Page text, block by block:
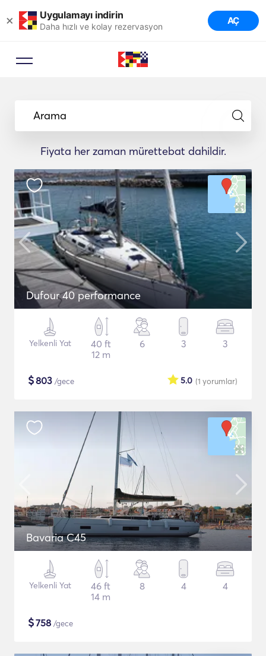
× Uygulamayı indirin
Daha hızlı ve kolay rezervasyon AÇ
Arama
Fiyata her zaman mürettebat dahildir.
Dufour 40 performance
Yelkenli Yat
40 ft
12 m
6 3 3
$803 /gece (1 yorumlar)
5.0
Bavaria C45
Yelkenli Yat
46 ft
14 m
8 4 4
$758 /gece